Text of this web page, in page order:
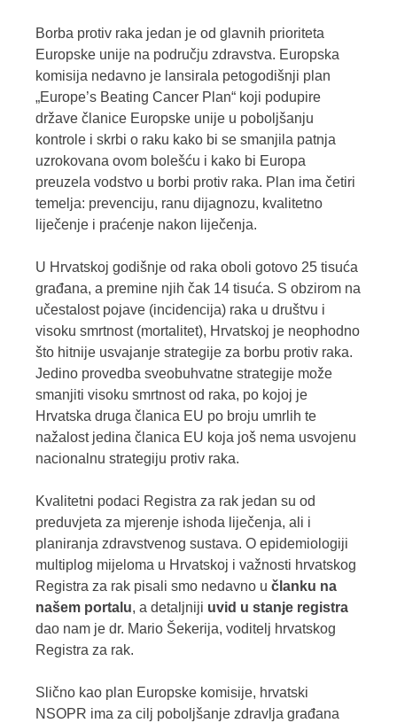
Borba protiv raka jedan je od glavnih prioriteta
Europske unije na području zdravstva. Europska
komisija nedavno je lansirala petogodišnji plan
„Europe’s Beating Cancer Plan“ koji podupire
države članice Europske unije u poboljšanju
kontrole i skrbi o raku kako bi se smanjila patnja
uzrokovana ovom bolešću i kako bi Europa
preuzela vodstvo u borbi protiv raka. Plan ima četiri
temelja: prevenciju, ranu dijagnozu, kvalitetno
liječenje i praćenje nakon liječenja.
U Hrvatskoj godišnje od raka oboli gotovo 25 tisuća
građana, a premine njih čak 14 tisuća. S obzirom na
učestalost pojave (incidencija) raka u društvu i
visoku smrtnost (mortalitet), Hrvatskoj je neophodno
što hitnije usvajanje strategije za borbu protiv raka.
Jedino provedba sveobuhvatne strategije može
smanjiti visoku smrtnost od raka, po kojoj je
Hrvatska druga članica EU po broju umrlih te
nažalost jedina članica EU koja još nema usvojenu
nacionalnu strategiju protiv raka.
Kvalitetni podaci Registra za rak jedan su od
preduvjeta za mjerenje ishoda liječenja, ali i
planiranja zdravstvenog sustava. O epidemiologiji
multiplog mijeloma u Hrvatskoj i važnosti hrvatskog
Registra za rak pisali smo nedavno u članku na
našem portalu, a detaljniji uvid u stanje registra
dao nam je dr. Mario Šekerija, voditelj hrvatskog
Registra za rak.
Slično kao plan Europske komisije, hrvatski
NSOPR ima za cilj poboljšanje zdravlja građana